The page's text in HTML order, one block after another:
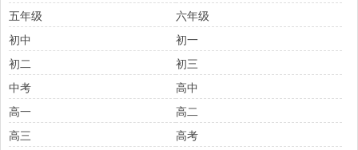
五年级
六年级
初中
初一
初二
初三
中考
高中
高一
高二
高三
高考